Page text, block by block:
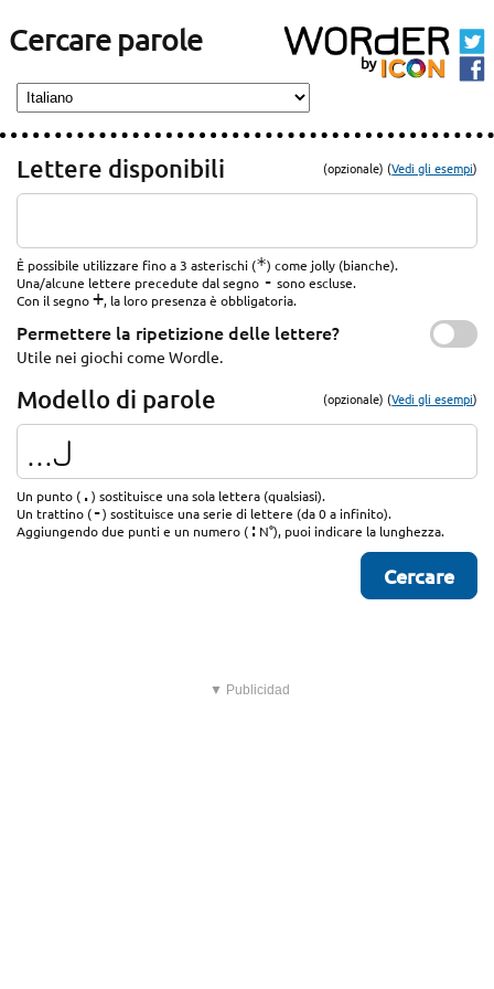
Cercare parole
Lettere disponibili (opzionale) (Vedi gli esempi)
È possibile utilizzare fino a 3 asterischi (*) come jolly (bianche).
Una/alcune lettere precedute dal segno - sono escluse.
Con il segno+, la loro presenza è obbligatoria.
Permettere la ripetizione delle lettere?
Utile nei giochi come Wordle.
Modello di parole (opzionale) (Vedi gli esempi)
Un punto (.) sostituisce una sola lettera (qualsiasi).
Un trattino (-) sostituisce una serie di lettere (da 0 a infinito).
Aggiungendo due punti e un numero (: N°), puoi indicare la lunghezza.
▼ Publicidad